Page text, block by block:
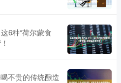
6种“荷尔蒙食
不贵的传统酿造